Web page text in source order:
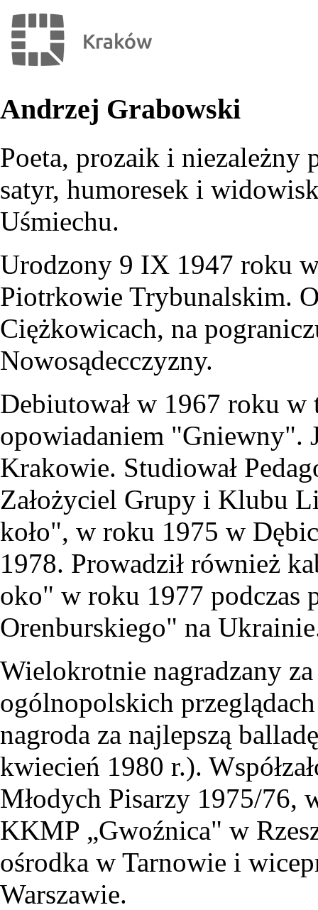
Andrzej Grabowski
Poeta, prozaik i niezależny
satyr, humoresek i
Uśmiechu.
Urodzony 9 IX 1947 roku
Piotrkowie Trybunalskim.
Ciężkowicach, na
Nowosądecczyzny.
Debiutował w 1967 roku
opowiadaniem "Gniewny".
Krakowie. Studiował
Założyciel Grupy i Klubu
koło", w roku 1975 w
1978. Prowadził również
oko" w roku 1977 podczas
Orenburskiego" na
Wielokrotnie nagradzany
ogólnopolskich
nagroda za najlepszą
kwiecień 1980 r.).
Młodych Pisarzy 1975/76,
KKMP „Gwoźnica" w
ośrodka w Tarnowie i
Warszawie.